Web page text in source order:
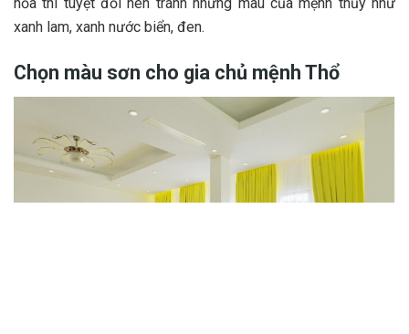
xanh lam, xanh nước biển, đen.
Chọn màu sơn cho gia chủ mệnh Thổ